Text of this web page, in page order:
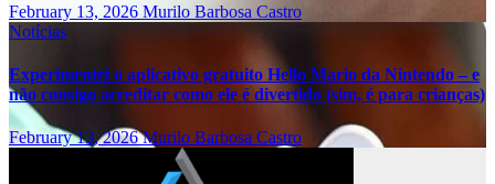
February 13, 2026 Murilo Barbosa Castro
Notícias
Experimentei o aplicativo gratuito Hello Mario da Nintendo – e
não consigo acreditar como ele é divertido (sim, é para crianças)
February 13, 2026Murilo Barbosa Castro